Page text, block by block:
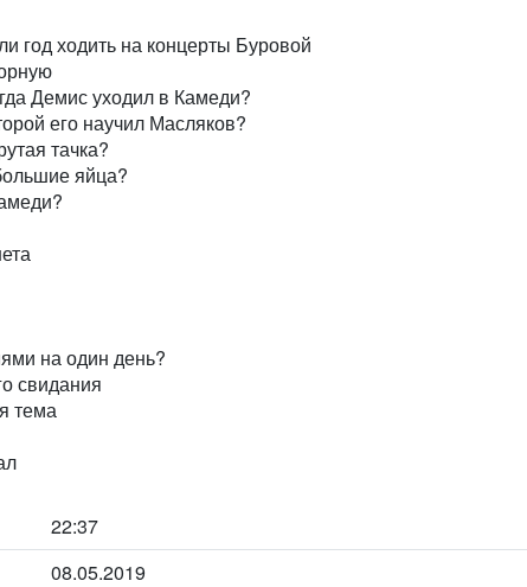
год ходить на концерты Буровой
Демис уходил в Камеди?
его научил Масляков?
тачка?
яйца?
на один день?
свидания
тема
22:37
08.05.2019